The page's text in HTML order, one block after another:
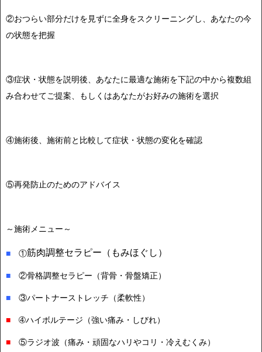
②おつらい部分だけを見ずに全身をスクリーニングし、あなたの今
の状態を把握
③症状・状態を説明後、あなたに最適な施術を下記の中から複数組
み合わせてご提案、もしくはあなたがお好みの施術を選択
④施術後、施術前と比較して症状・状態の変化を確認
⑤再発防止のためのアドバイス
～施術メニュー～
■ ①筋肉調整セラピー（もみほぐし）
■ ②骨格調整セラピー（背骨・骨盤矯正）
■ ③パートナーストレッチ（柔軟性）
■ ➃ハイボルテージ （強い痛み・しびれ）
■ ⑤ラジオ波（痛み・頑固なハリやコリ・冷えむくみ）